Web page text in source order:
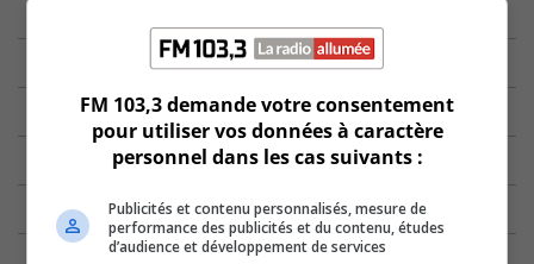
FM 103,3 demande votre consentement
pour utiliser vos données à caractère
personnel dans les cas suivants :
Publicités et contenu personnalisés, mesure de
performance des publicités et du contenu, études
d’audience et développement de services